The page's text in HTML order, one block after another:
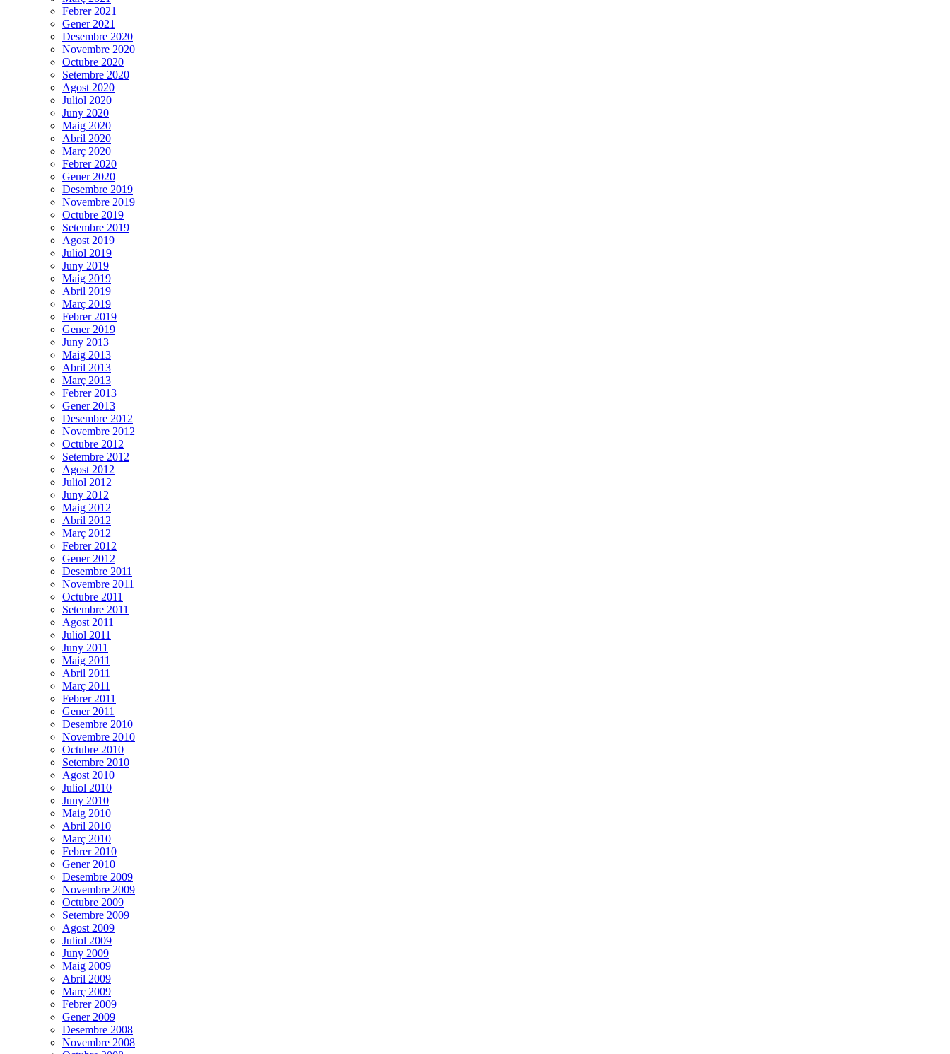
Febrer 2021
Gener 2021
Desembre 2020
Novembre 2020
Octubre 2020
Setembre 2020
Agost 2020
Juliol 2020
Juny 2020
Maig 2020
Abril 2020
Març 2020
Febrer 2020
Gener 2020
Desembre 2019
Novembre 2019
Octubre 2019
Setembre 2019
Agost 2019
Juliol 2019
Juny 2019
Maig 2019
Abril 2019
Març 2019
Febrer 2019
Gener 2019
Juny 2013
Maig 2013
Abril 2013
Març 2013
Febrer 2013
Gener 2013
Desembre 2012
Novembre 2012
Octubre 2012
Setembre 2012
Agost 2012
Juliol 2012
Juny 2012
Maig 2012
Abril 2012
Març 2012
Febrer 2012
Gener 2012
Desembre 2011
Novembre 2011
Octubre 2011
Setembre 2011
Agost 2011
Juliol 2011
Juny 2011
Maig 2011
Abril 2011
Març 2011
Febrer 2011
Gener 2011
Desembre 2010
Novembre 2010
Octubre 2010
Setembre 2010
Agost 2010
Juliol 2010
Juny 2010
Maig 2010
Abril 2010
Març 2010
Febrer 2010
Gener 2010
Desembre 2009
Novembre 2009
Octubre 2009
Setembre 2009
Agost 2009
Juliol 2009
Juny 2009
Maig 2009
Abril 2009
Març 2009
Febrer 2009
Gener 2009
Desembre 2008
Novembre 2008